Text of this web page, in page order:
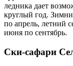
ледника дает
круглый год.
по апрель, летний
июня по сентябрь.
Ски-сафари